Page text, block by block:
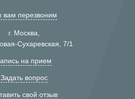
перезвоним
г. Москва,
Сухаревская, 7/1
на прием
Задать вопрос
свой отзыв